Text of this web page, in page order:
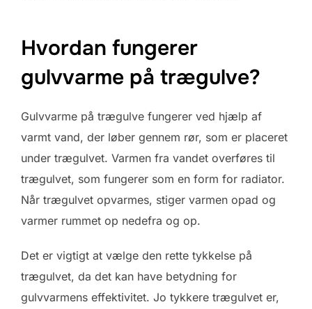
Hvordan fungerer
gulvvarme på trægulve?
Gulvvarme på trægulve fungerer ved hjælp af
varmt vand, der løber gennem rør, som er placeret
under trægulvet. Varmen fra vandet overføres til
trægulvet, som fungerer som en form for radiator.
Når trægulvet opvarmes, stiger varmen opad og
varmer rummet op nedefra og op.
Det er vigtigt at vælge den rette tykkelse på
trægulvet, da det kan have betydning for
gulvvarmens effektivitet. Jo tykkere trægulvet er,